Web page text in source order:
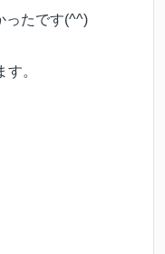
ったです(^^)
。